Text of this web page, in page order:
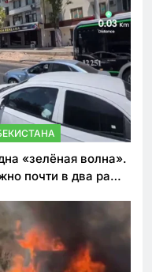
«зелёная волна».
почти в два раза